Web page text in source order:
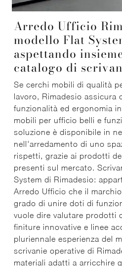
Arredo Ufficio
modello Flat
aspettando
catalogo di
Se cerchi mobili di qualità
lavoro, Rimadesio assicura
funzionalità ed ergonomia
mobili per ufficio belli e
soluzione è disponibile in
nell'arredamento di uno
rispetti, grazie ai prodotti
presenti sul mercato.
System di Rimadesio:
Arredo Ufficio che il
grado di unire doti di
vuole dire valutare prodotti
finiture innovative e linee
pluriennale esperienza del
scrivanie operative di
materiali adatti a arricchire